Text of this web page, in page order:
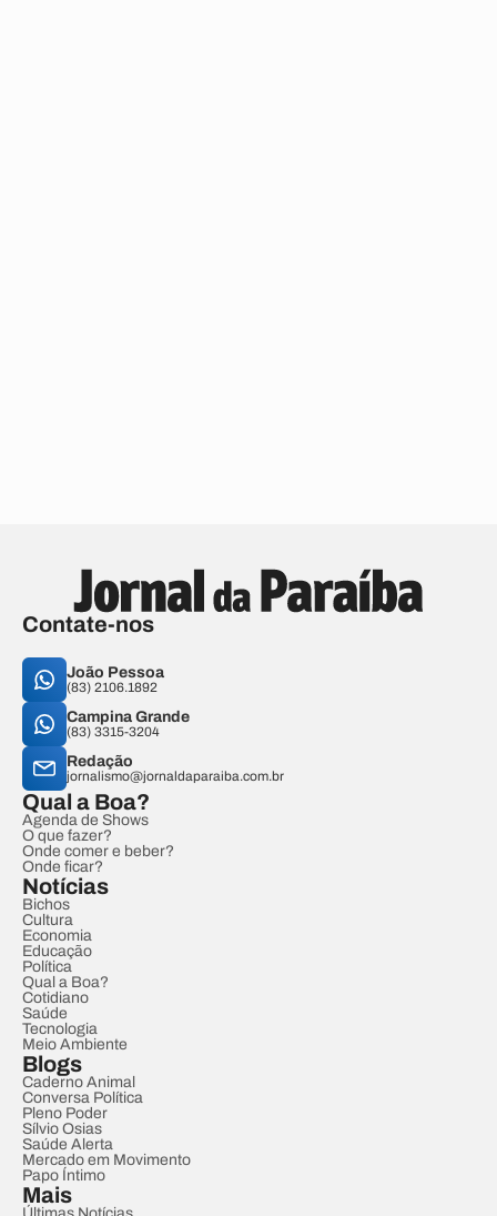
Contate-nos
João Pessoa
(83) 2106.1892
Campina Grande
(83) 3315-3204
Redação
jornalismo@jornaldaparaiba.com.br
Qual a Boa?
Agenda de Shows
O que fazer?
Onde comer e beber?
Onde ficar?
Notícias
Bichos
Cultura
Economia
Educação
Política
Qual a Boa?
Cotidiano
Saúde
Tecnologia
Meio Ambiente
Blogs
Caderno Animal
Conversa Política
Pleno Poder
Sílvio Osias
Saúde Alerta
Mercado em Movimento
Papo Íntimo
Mais